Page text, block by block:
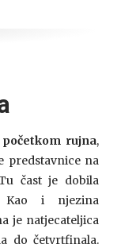
početkom rujna,
predstavnice na
čast je dobila
Kao i njezina
je natjecateljica
do četvrtfinala.